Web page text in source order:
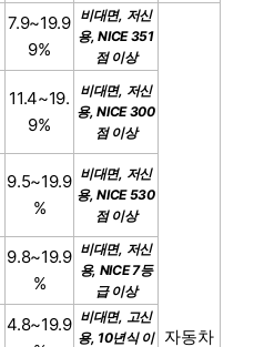
7.9~19.9
9%
비대면, 저신
용, NICE 351
점 이상
자동차
11.4~19.
9%
비대면, 저신
용, NICE 300
점 이상
9.5~19.9
%
비대면, 저신
용, NICE 530
점 이상
9.8~19.9
%
비대면, 저신
용, NICE 7등
급 이상
4.8~19.9 비대면, 고신
용, 10년식 이